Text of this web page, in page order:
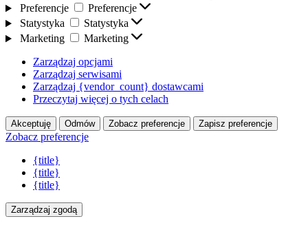
Preferencje
Preferencje
Statystyka
Statystyka
Marketing
Marketing
Zarządzaj opcjami
Zarządzaj serwisami
Zarządzaj {vendor_count} dostawcami
Przeczytaj więcej o tych celach
Akceptuję Odmów Zobacz preferencje Zapisz preferencje
Zobacz preferencje
{title}
{title}
{title}
Zarządzaj zgodą